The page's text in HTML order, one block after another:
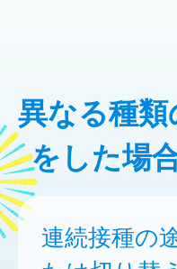
異なる種
をした場
連続接種の